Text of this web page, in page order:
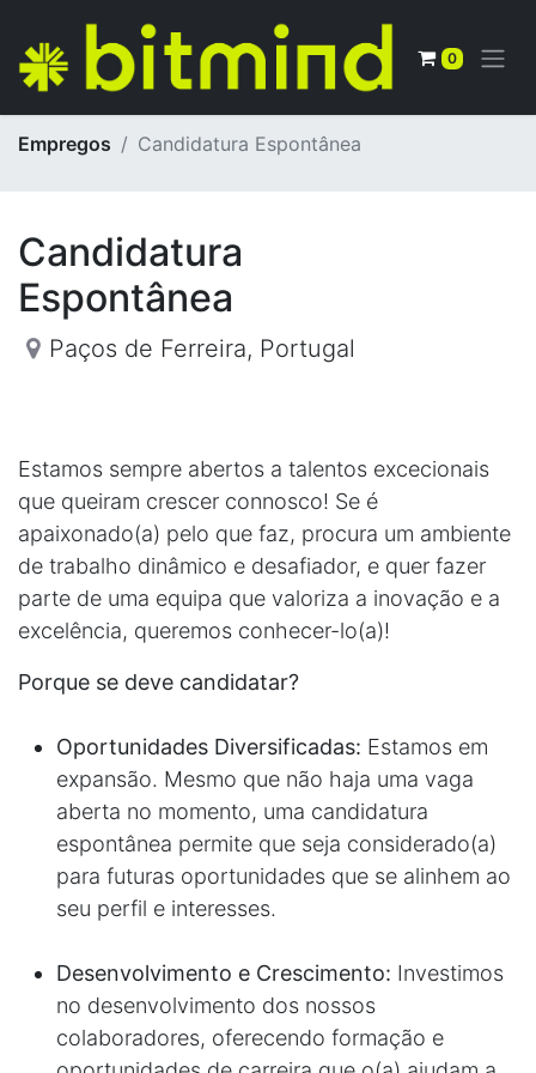
0
Empregos Candidatura Espontânea
Candidatura
Espontânea
Paços de Ferreira, Portugal
Estamos sempre abertos a talentos excecionais
que queiram crescer connosco! Se é
apaixonado(a) pelo que faz, procura um ambiente
de trabalho dinâmico e desafiador, e quer fazer
parte de uma equipa que valoriza a inovação e a
excelência, queremos conhecer-lo(a)!
Porque se deve candidatar?
Oportunidades Diversificadas: Estamos em
expansão. Mesmo que não haja uma vaga
aberta no momento, uma candidatura
espontânea permite que seja considerado(a)
para futuras oportunidades que se alinhem ao
seu perfil e interesses.
Desenvolvimento e Crescimento: Investimos
no desenvolvimento dos nossos
colaboradores, oferecendo formação e